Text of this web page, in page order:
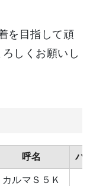
を目指して頑
しくお願いし
呼名 ハ
カルマＳ５Ｋ